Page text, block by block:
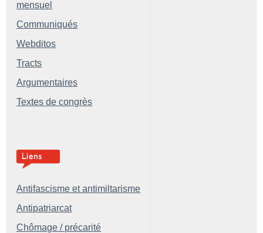
mensuel
Communiqués
Webditos
Tracts
Argumentaires
Textes de congrès
Antifascisme et antimiltarisme
Antipatriarcat
Chômage / précarité